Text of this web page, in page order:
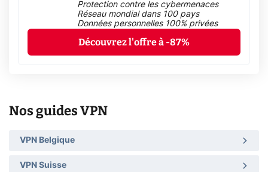
Protection contre les cybermenaces
Réseau mondial dans 100 pays
Données personnelles 100% privées
Découvrez l'offre à -87%
Nos guides VPN
VPN Belgique
VPN Suisse